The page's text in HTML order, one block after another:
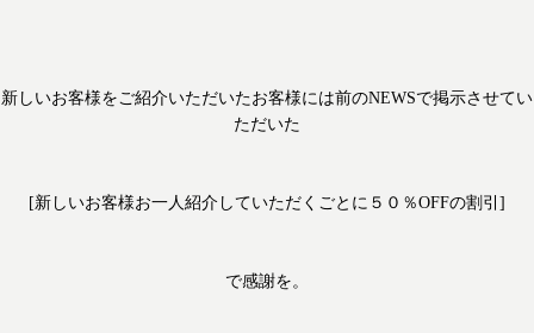
新しいお客様をご紹介いただいたお客様には前のNEWSで掲示させてい
ただいた
[新しいお客様お一人紹介していただくごとに５０％OFFの割引]
で感謝を。